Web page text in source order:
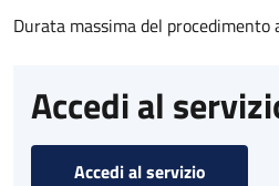
Durata massima del
Accedi al
Accedi al servizio